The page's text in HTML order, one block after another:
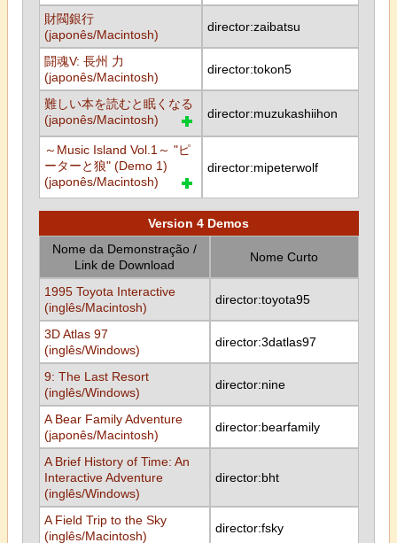
財閥銀行
(japonês/Macintosh)
director:zaibatsu
闘魂V: 長州 力
(japonês/Macintosh)
director:tokon5
難しい本を読むと眠くなる
(japonês/Macintosh)
director:muzukashiihon
～Music Island Vol.1～ "ピ
ーターと狼" (Demo 1)
(japonês/Macintosh)
director:mipeterwolf
Version 4 Demos
Nome da Demonstração /
Link de Download
Nome Curto
1995 Toyota Interactive
(inglês/Macintosh)
director:toyota95
3D Atlas 97
(inglês/Windows)
director:3datlas97
9: The Last Resort
(inglês/Windows)
director:nine
A Bear Family Adventure
(japonês/Macintosh)
director:bearfamily
A Brief History of Time: An
Interactive Adventure
(inglês/Windows)
director:bht
A Field Trip to the Sky
(inglês/Macintosh)
director:fsky